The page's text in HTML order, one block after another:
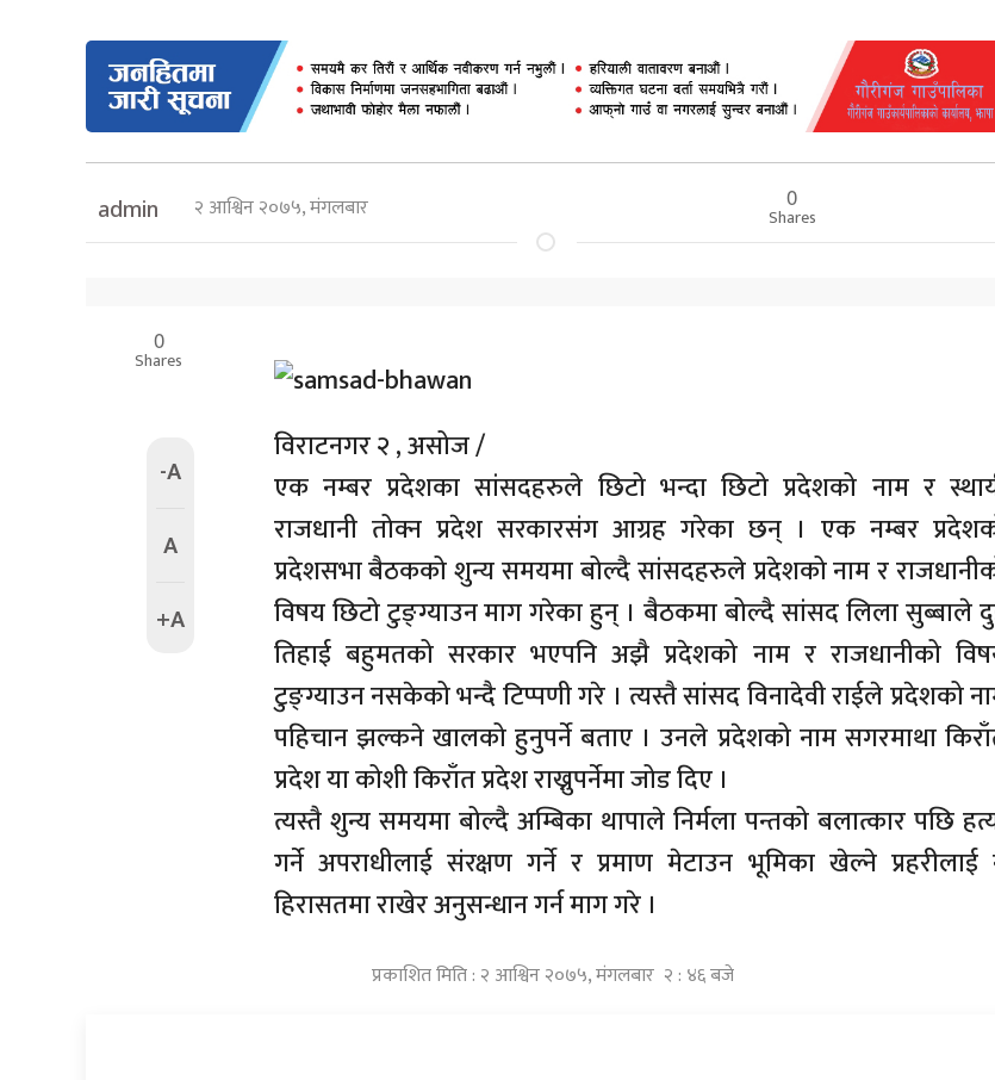
admin २ आश्विन २०७५, मंगलबार 0
Shares
0
Shares
-A
A
+A
विराटनगर २ , असोज /
एक नम्बर प्रदेशका सांसदहरुले छिटो भन्दा छिटो प्रदेशको नाम र
राजधानी तोक्न प्रदेश सरकारसंग आग्रह गरेका छन् । एक नम्बर
प्रदेशसभा बैठकको शुन्य समयमा बोल्दै सांसदहरुले प्रदेशको नाम र
विषय छिटो टुङ्ग्याउन माग गरेका हुन् । बैठकमा बोल्दै सांसद लिला सुब्बाले
तिहाई बहुमतको सरकार भएपनि अझै प्रदेशको नाम र राजधानीको
टुङ्ग्याउन नसकेको भन्दै टिप्पणी गरे । त्यस्तै सांसद विनादेवी राईले प्रदेशको
पहिचान झल्कने खालको हुनुपर्ने बताए । उनले प्रदेशको नाम सगरमाथा
प्रदेश या कोशी किराँत प्रदेश राख्नुपर्नेमा जोड दिए ।
त्यस्तै शुन्य समयमा बोल्दै अम्बिका थापाले निर्मला पन्तको बलात्कार पछि
गर्ने अपराधीलाई संरक्षण गर्ने र प्रमाण मेटाउन भूमिका खेल्ने प्रहरीलाई
हिरासतमा राखेर अनुसन्धान गर्न माग गरे ।
प्रकाशित मिति : २ आश्विन २०७५, मंगलबार २ : ४६ बजे